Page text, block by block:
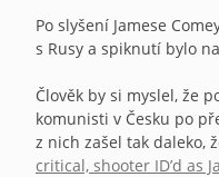
Po slyšení Jamese
s Rusy a spiknutí bylo
Člověk by si myslel, že
komunisti v Česku po
z nich zašel tak daleko,
critical, shooter ID’d as